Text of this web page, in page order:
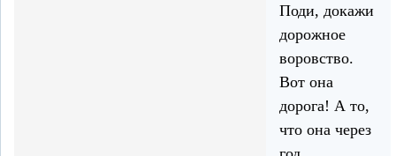
Поди, докажи
дорожное
воровство.
Вот она
дорога! А то,
что она через